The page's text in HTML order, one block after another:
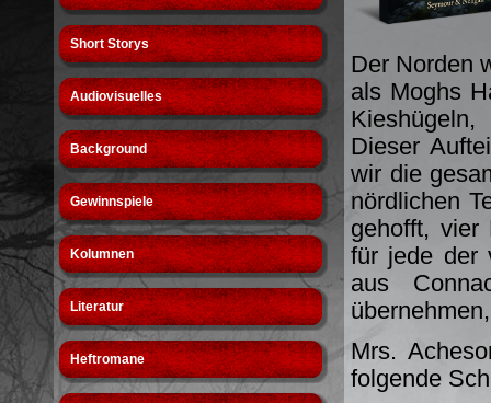
Short Storys
Audiovisuelles
Background
Gewinnspiele
Kolumnen
Literatur
Heftromane
Der Norden
als Moghs
Dieser
wir die
nördlichen
gehofft, vier
für jede der
aus
Mrs.
folgende